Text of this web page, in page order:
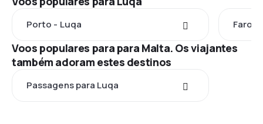
Porto - Luqa Faro -
Voos populares para para Malta. Os viajantes
também adoram estes destinos
Passagens para Luqa